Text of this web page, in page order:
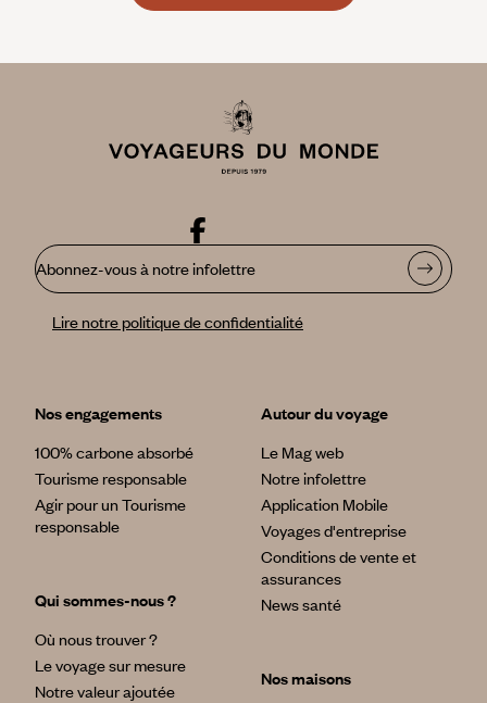
Abonnez-vous à notre infolettre
Lire notre politique de confidentialité
Nos engagements
100% carbone absorbé
Tourisme responsable
Agir pour un Tourisme
responsable
Qui sommes-nous ?
Où nous trouver ?
Le voyage sur mesure
Notre valeur ajoutée
Autour du voyage
Le Mag web
Notre infolettre
Application Mobile
Voyages d'entreprise
Conditions de vente et
assurances
News santé
Nos maisons